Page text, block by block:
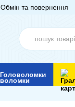
Обмін та повернення
Головоломки